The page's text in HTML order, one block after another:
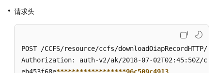
录
音
请求头
POST /CCFS/resource/ccfs/downloadOiapRecordHTTP/
Authorization: auth-v2/ak/2018-07-02T02:45:50Z/